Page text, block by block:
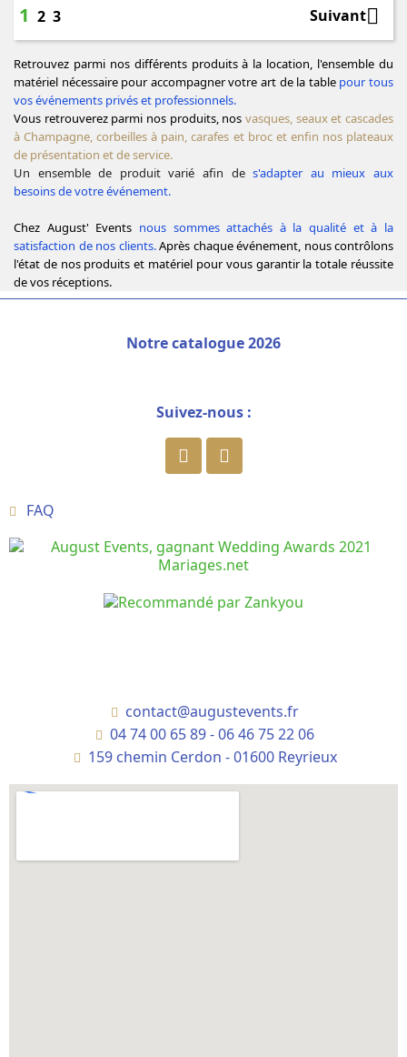
1 2 3 Suivant
Retrouvez parmi nos différents produits à la location, l'ensemble du
matériel nécessaire pour accompagner votre art de la tablepour tous
vos événements privés et professionnels.
Vous retrouverez parmi nos produits, nos vasques, seaux et cascades
à Champagne, corbeilles à pain, carafes et broc et enfin nos plateaux
de présentation et de service.
Un ensemble de produit varié afin des'adapter au mieux aux
besoins de votre événement.
Chez August' Events nous sommes attachés à la qualité et à la
satisfaction de nos clients.Après chaque événement, nous contrôlons
l'état de nos produits et matériel pour vous garantir la totale réussite
de vos réceptions.
Notre catalogue 2026
Suivez-nous :
FAQ
contact@augustevents.fr
04 74 00 65 89 - 06 46 75 22 06
159 chemin Cerdon - 01600 Reyrieux